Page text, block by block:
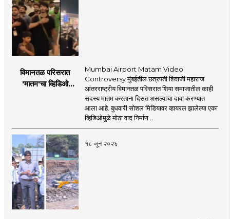
विमानतळ परिसरात
'मातम'चा व्हिडिओ
Mumbai Airport Matam Video
Controversy मुंबईतील छत्रपती शिवाजी महाराज
आंतरराष्ट्रीय विमानतळ परिसरात शिया समाजातील काही
सदस्य मातम करताना दिसत असल्याचा दावा करण्यात
आला आहे. बुधवारी सोशल मिडियावर व्हायरल झालेल्या एका
व्हिडिओमुळे मोठा वाद निर्माण ..
१८ जून २०२६